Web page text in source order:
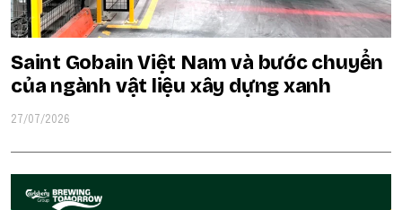
Saint Gobain Việt Nam và bước chuyển
của ngành vật liệu xây dựng xanh
27/07/2026